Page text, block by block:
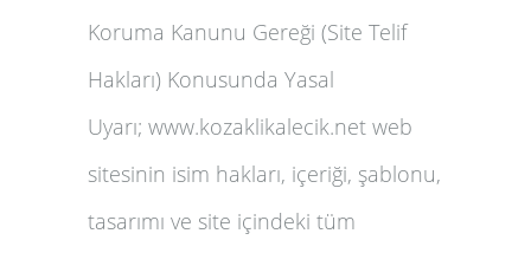
Koruma Kanunu Gereği (Site Telif
Hakları) Konusunda Yasal
Uyarı; www.kozaklikalecik.net web
sitesinin isim hakları, içeriği, şablonu,
tasarımı ve site içindeki tüm